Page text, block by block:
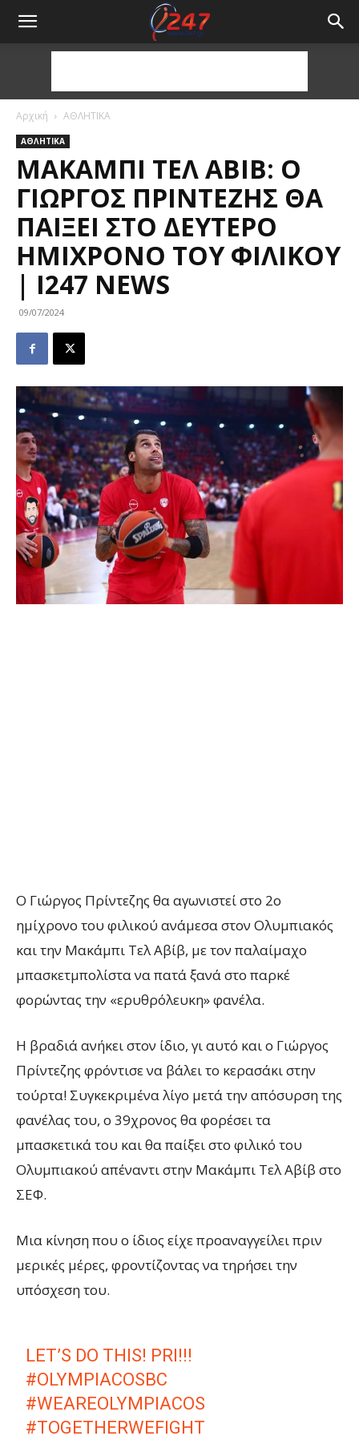
Αρχική ΑΘΛΗΤΙΚΑ
ΑΘΛΗΤΙΚΑ
ΜΑΚΆΜΠΙ ΤΕΛ ΑΒΊΒ: Ο
ΓΙΏΡΓΟΣ ΠΡΊΝΤΕΖΗΣ ΘΑ
ΠΑΊΞΕΙ ΣΤΟ ΔΕΎΤΕΡΟ
ΗΜΊΧΡΟΝΟ ΤΟΥ ΦΙΛΙΚΟΎ
| I247 NEWS
09/07/2024
Ο Γιώργος Πρίντεζης θα αγωνιστεί στο 2ο
ημίχρονο του φιλικού ανάμεσα στον Ολυμπιακός
και την Μακάμπι Τελ Αβίβ, με τον παλαίμαχο
μπασκετμπολίστα να πατά ξανά στο παρκέ
φορώντας την «ερυθρόλευκη» φανέλα.
Η βραδιά ανήκει στον ίδιο, γι αυτό και ο Γιώργος
Πρίντεζης φρόντισε να βάλει το κερασάκι στην
τούρτα! Συγκεκριμένα λίγο μετά την απόσυρση της
φανέλας του, ο 39χρονος θα φορέσει τα
μπασκετικά του και θα παίξει στο φιλικό του
Ολυμπιακού απέναντι στην Μακάμπι Τελ Αβίβ στο
ΣΕΦ.
Μια κίνηση που ο ίδιος είχε προαναγγείλει πριν
μερικές μέρες, φροντίζοντας να τηρήσει την
υπόσχεση του.
LET’S DO THIS! PRI!!!
#OLYMPIACOSBC
#WEAREOLYMPIACOS
#TOGETHERWEFIGHT